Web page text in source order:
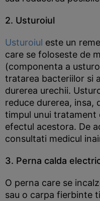
2. Usturoiul
Usturoiul este un
care se foloseste de
(componenta a
tratarea bacteriilor si
durerea urechii.
reduce durerea, insa,
timpul unui tratament
efectul acestora. De
consultati medicul
3. Perna calda
O perna care se
sau o carpa fierbinte